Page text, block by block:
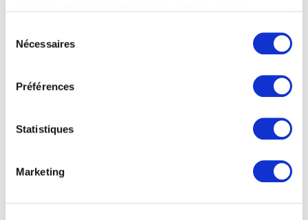
Nécessaires
Préférences
Statistiques
Marketing